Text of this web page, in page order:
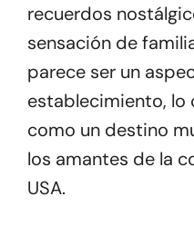
recuerdos
sensación de
parece ser un
establecimiento, lo
como un destino
los amantes de la
USA.